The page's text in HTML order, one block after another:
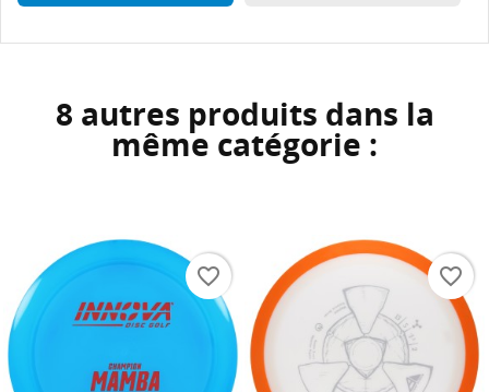
8 autres produits dans la
même catégorie :
favorite_border favorite_border